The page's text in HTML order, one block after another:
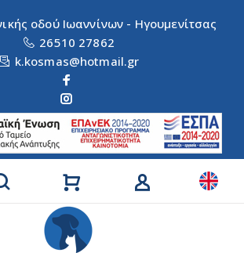
οδού Ιωαννίνων - Ηγουμενίτσας
26510 27862
k.kosmas@hotmail.gr